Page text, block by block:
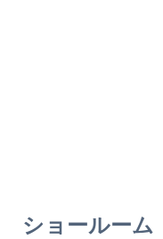
ショールーム